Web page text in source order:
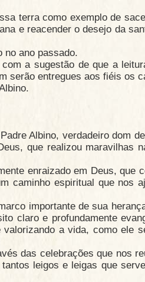
terra como exemplo de
e reacender o desejo da
no ano passado.
a sugestão de que a
serão entregues aos fiéis os
Albino, verdadeiro dom
que realizou maravilhas
enraizado em Deus, que
caminho espiritual que nos
importante de sua
claro e profundamente
a vida, como ele
das celebrações que nos
leigos e leigas que